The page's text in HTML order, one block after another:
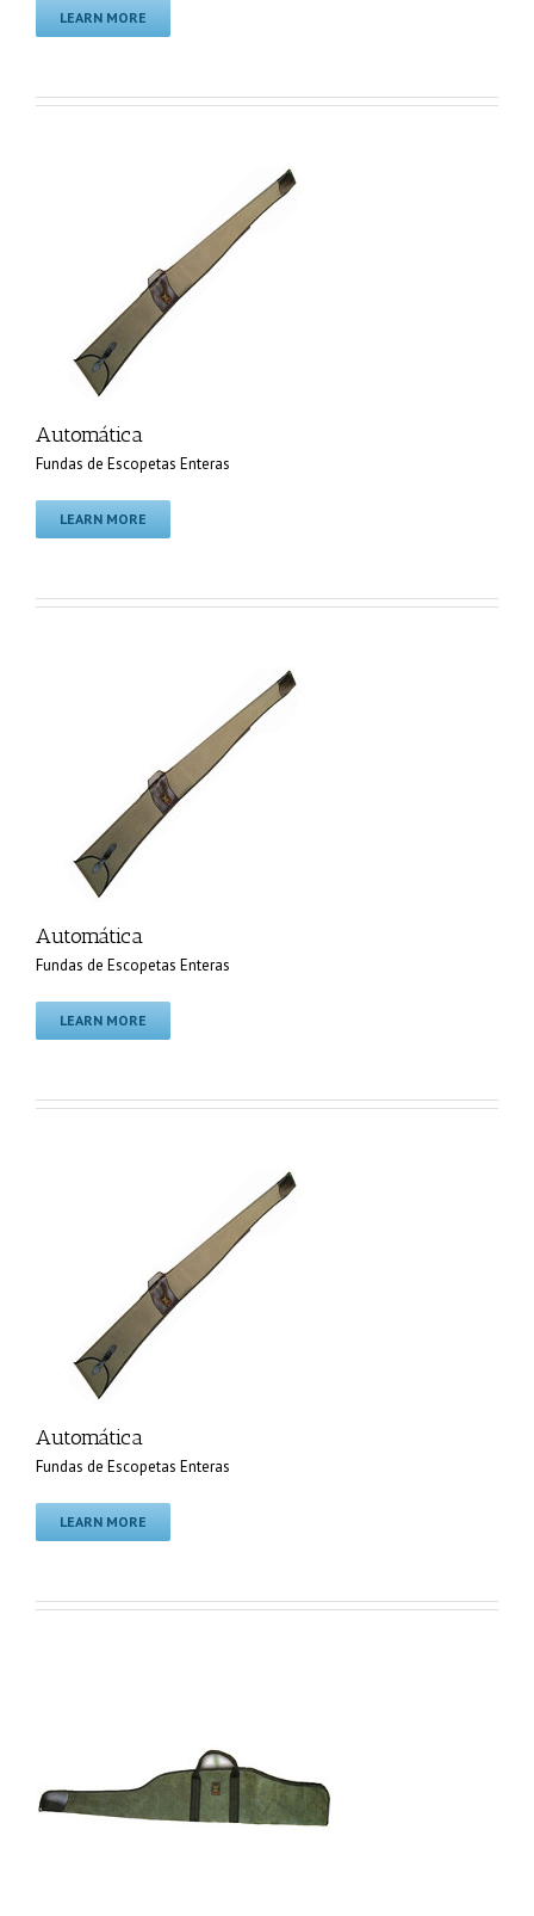
LEARN MORE
Automática
Fundas de Escopetas Enteras
LEARN MORE
Automática
Fundas de Escopetas Enteras
LEARN MORE
Automática
Fundas de Escopetas Enteras
LEARN MORE